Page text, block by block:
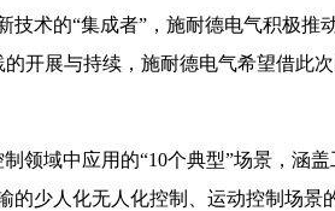
术的“集成者”，施耐德电气积极
开展与持续，施耐德电气希望借此
域中应用的“10个典型”场景，涵
少人化无人化控制、运动控制场